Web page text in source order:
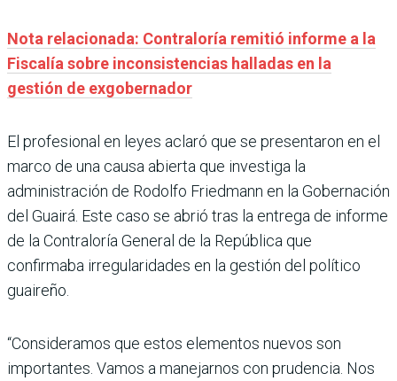
Nota relacionada: Contraloría remitió informe a la
Fiscalía sobre inconsistencias halladas en la
gestión de exgobernador
El profesional en leyes aclaró que se presentaron en el
marco de una causa abierta que investiga la
administración de Rodolfo Friedmann en la Gobernación
del Guairá. Este caso se abrió tras la entrega de informe
de la Contraloría General de la República que
confirmaba irregularidades en la gestión del político
guaireño.
“Consideramos que estos elementos nuevos son
importantes. Vamos a manejarnos con prudencia. Nos